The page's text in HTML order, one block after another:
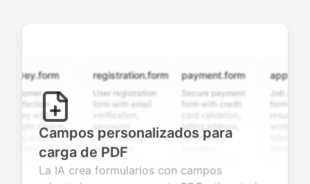
with
choice,
open-ended
valuable
registration.form
User registration
form with email
verification,
requirements,
and profile
information
fields for
seamless
payment.form
Secure payment
form with credit
card validation,
billing address,
and order
smooth e-
commerce
Job
form with
resume
questions for
Campos personalizados para
carga de PDF
La IA crea formularios con campos